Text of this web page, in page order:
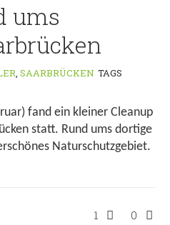
ums
, SAARBRÜCKEN TAGS
fand ein kleiner Cleanup
statt. Rund ums dortige
Naturschutzgebiet.
1 0